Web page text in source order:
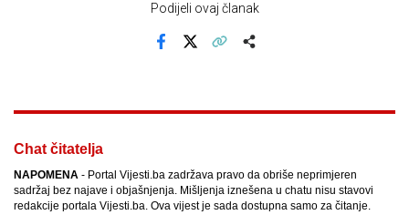
Podijeli ovaj članak
Chat čitatelja
NAPOMENA - Portal Vijesti.ba zadržava pravo da obriše neprimjeren
sadržaj bez najave i objašnjenja. Mišljenja iznešena u chatu nisu stavovi
redakcije portala Vijesti.ba. Ova vijest je sada dostupna samo za čitanje.